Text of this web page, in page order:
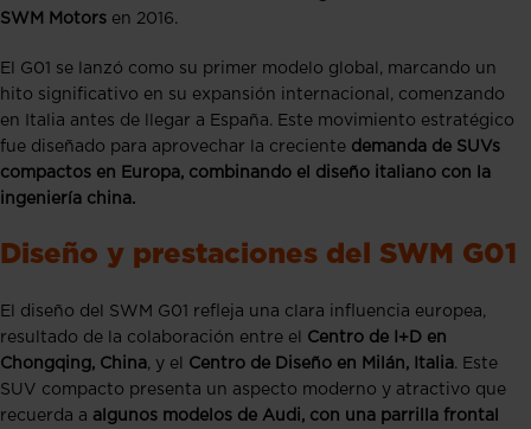
SWM Motors en 2016.
El G01 se lanzó como su primer modelo global, marcando un
hito significativo en su expansión internacional, comenzando
en Italia antes de llegar a España. Este movimiento estratégico
fue diseñado para aprovechar la creciente demanda de SUVs
compactos en Europa, combinando el diseño italiano con la
ingeniería china.
Diseño y prestaciones del SWM G01
El diseño del SWM G01 refleja una clara influencia europea,
resultado de la colaboración entre el Centro de I+D en
Chongqing, China, y el Centro de Diseño en Milán, Italia. Este
SUV compacto presenta un aspecto moderno y atractivo que
recuerda a algunos modelos de Audi, con una parrilla frontal